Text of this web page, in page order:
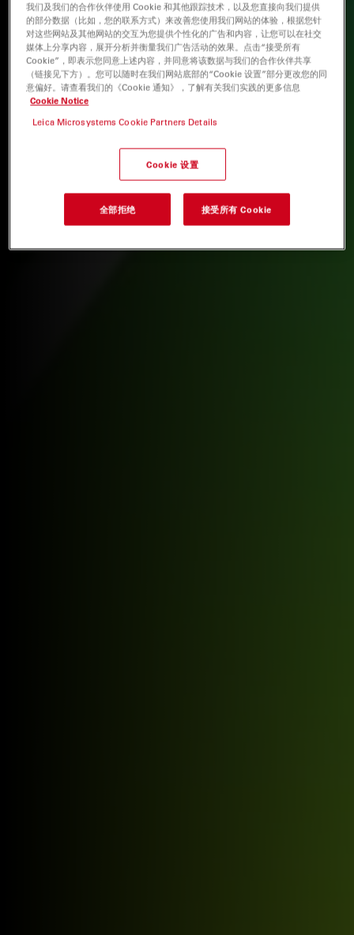
我们及我们的合作伙伴使用 Cookie 和其他跟踪技术，以及您直接向我们提供
的部分数据（比如，您的联系方式）来改善您使用我们网站的体验，根据您针
对这些网站及其他网站的交互为您提供个性化的广告和内容，让您可以在社交
媒体上分享内容，展开分析并衡量我们广告活动的效果。点击“接受所有
Cookie”，即表示您同意上述内容，并同意将该数据与我们的合作伙伴共享
（链接见下方）。您可以随时在我们网站底部的“Cookie 设置”部分更改您的同
意偏好。请查看我们的《Cookie 通知》，了解有关我们实践的更多信息
Cookie Notice
Leica Microsystems Cookie Partners Details
Cookie 设置
全部拒绝 接受所有 Cookie